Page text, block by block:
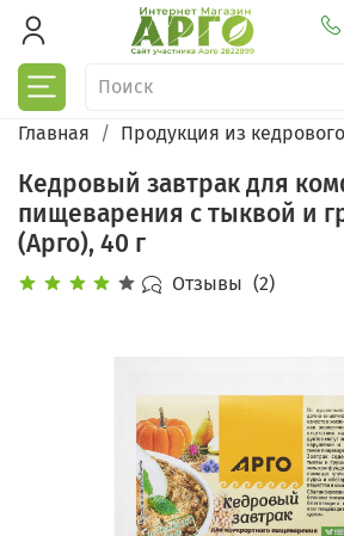
Главная Продукция из
Кедровый завтрак для
пищеварения с тыквой и
(Арго), 40 г
Отзывы (2)